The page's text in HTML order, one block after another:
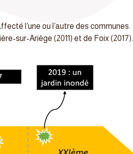
l’une ou l’autre des communes.
sur-Ariège (2011) et de Foix (2017).